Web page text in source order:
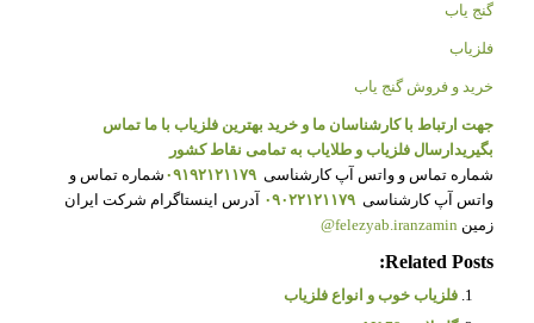
گنج یاب
فلزیاب
خرید و فروش گنج یاب
جهت ارتباط با کارشناسان ما و خرید بهترین فلزیاب با ما تماس
بگیریدارسال فلزیاب و طلایاب به تمامی نقاط کشور
شماره تماس و واتس آپ کارشناسی ۰۹۱۹۲۱۲۱۱۷۹ شماره تماس و
واتس آپ کارشناسی ۰۹۰۲۲۱۲۱۱۷۹ آدرس اینستاگرام شرکت ایران
زمین felezyab.iranzamin@
Related Posts:
فلزیاب خوب و انواع فلزیاب